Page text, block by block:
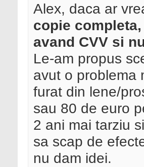
Alex, daca ar
copie
avand CVV si
Le-am propus
avut o problema
furat din lene/
sau 80 de euro
2 ani mai tarziu
sa scap de
nu dam idei.